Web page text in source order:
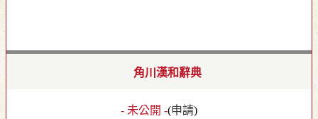
角川漢和辭典
- 未公開 -(申請)